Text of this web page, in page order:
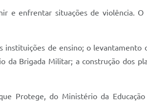
e enfrentar situações de violência.
instituições de ensino; o levantamento
da Brigada Militar; a construção dos
Protege, do Ministério da